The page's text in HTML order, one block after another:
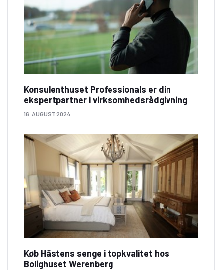
Konsulenthuset Professionals er din
ekspertpartner i virksomhedsrådgivning
16. AUGUST 2024
Køb Hästens senge i topkvalitet hos
Bolighuset Werenberg